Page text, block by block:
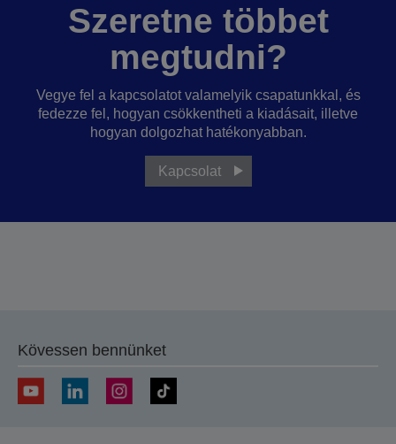
Szeretne többet
megtudni?
Vegye fel a kapcsolatot valamelyik csapatunkkal, és
fedezze fel, hogyan csökkentheti a kiadásait, illetve
hogyan dolgozhat hatékonyabban.
Kapcsolat
Kövessen bennünket